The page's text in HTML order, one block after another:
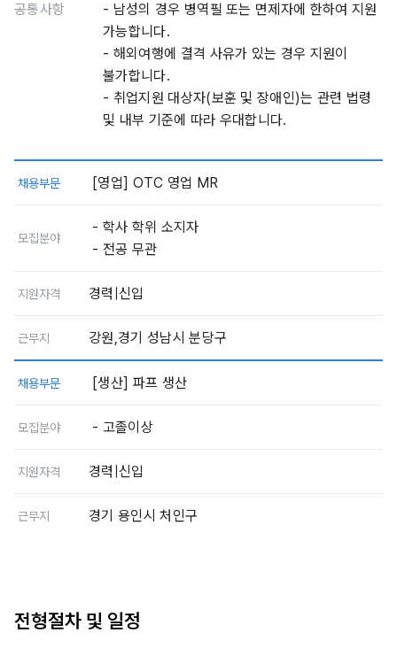
공통사항
- 남성의 경우 병역필 또는 면제자에 한하여 지원
가능합니다.
- 해외여행에 결격 사유가 있는 경우 지원이
불가합니다.
- 취업지원 대상자(보훈 및 장애인)는 관련 법령
및 내부 기준에 따라 우대합니다.
채용부문 [영업] OTC 영업 MR
모집분야
- 학사 학위 소지자
- 전공 무관
지원자격 경력|신입
근무지 강원,경기 성남시 분당구
채용부문 [생산] 파프 생산
모집분야 - 고졸이상
지원자격 경력|신입
근무지 경기 용인시 처인구
전형절차 및 일정